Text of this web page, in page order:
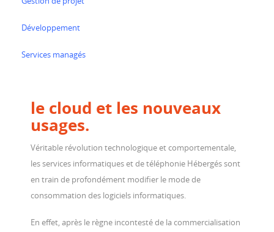
Développement
Services managés
le cloud et les nouveaux
usages.
Véritable révolution technologique et comportementale,
les services informatiques et de téléphonie Hébergés sont
en train de profondément modifier le mode de
consommation des logiciels informatiques.
En effet, après le règne incontesté de la commercialisation